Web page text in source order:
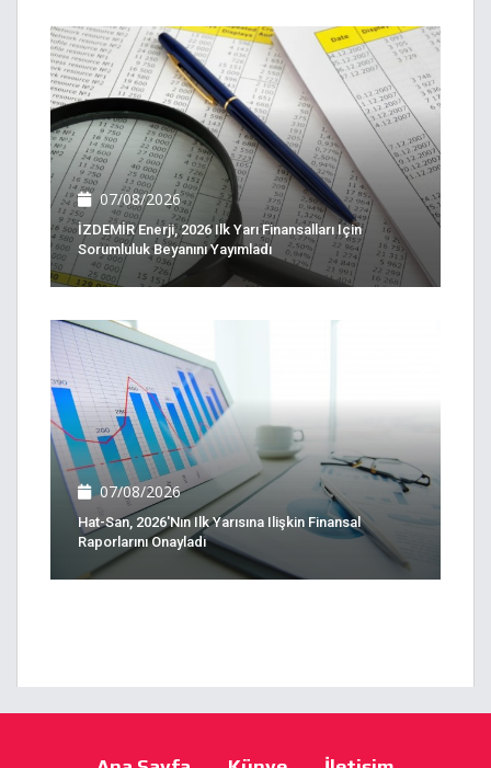
07/08/2026
İZDEMİR Enerji, 2026 Ilk Yarı Finansalları Için
Sorumluluk Beyanını Yayımladı
07/08/2026
Hat-San, 2026'nın Ilk Yarısına Ilişkin Finansal
Raporlarını Onayladı